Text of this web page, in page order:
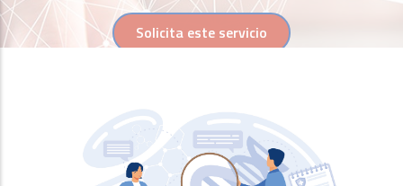
Solicita este servicio